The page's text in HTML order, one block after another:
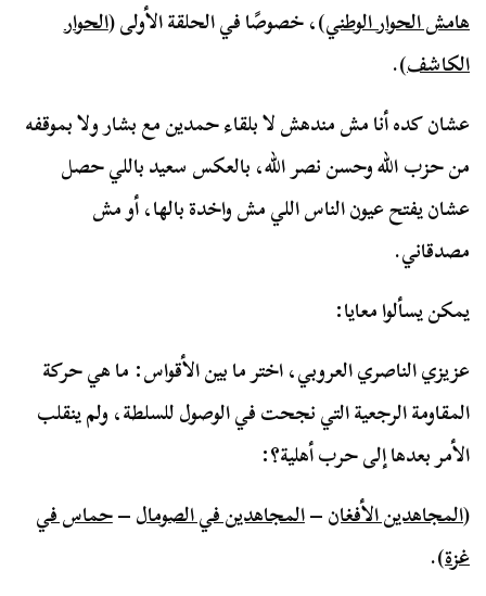
هامش الحوار الوطني)، خصوصًا في الحلقة الأولى (الحوار
الكاشف).
عشان كده أنا مش مندهش لا بلقاء حمدين مع بشار ولا بموقفه
من حزب الله وحسن نصر الله، بالعكس سعيد باللي حصل
عشان يفتح عيون الناس اللي مش واخدة بالها، أو مش
مصدقاني.
يمكن يسألوا معايا:
عزيزي الناصري العروبي، اختر ما بين الأقواس: ما هي حركة
المقاومة الرجعية التي نجحت في الوصول للسلطة، ولم ينقلب
الأمر بعدها إلى حرب أهلية؟:
(المجاهدين الأفغان–المجاهدين في الصومال–حماس في
غزة).